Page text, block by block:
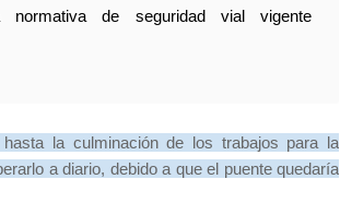
normativa de seguridad vial vigente
la culminación de los trabajos para la
a diario, debido a que el puente quedaría